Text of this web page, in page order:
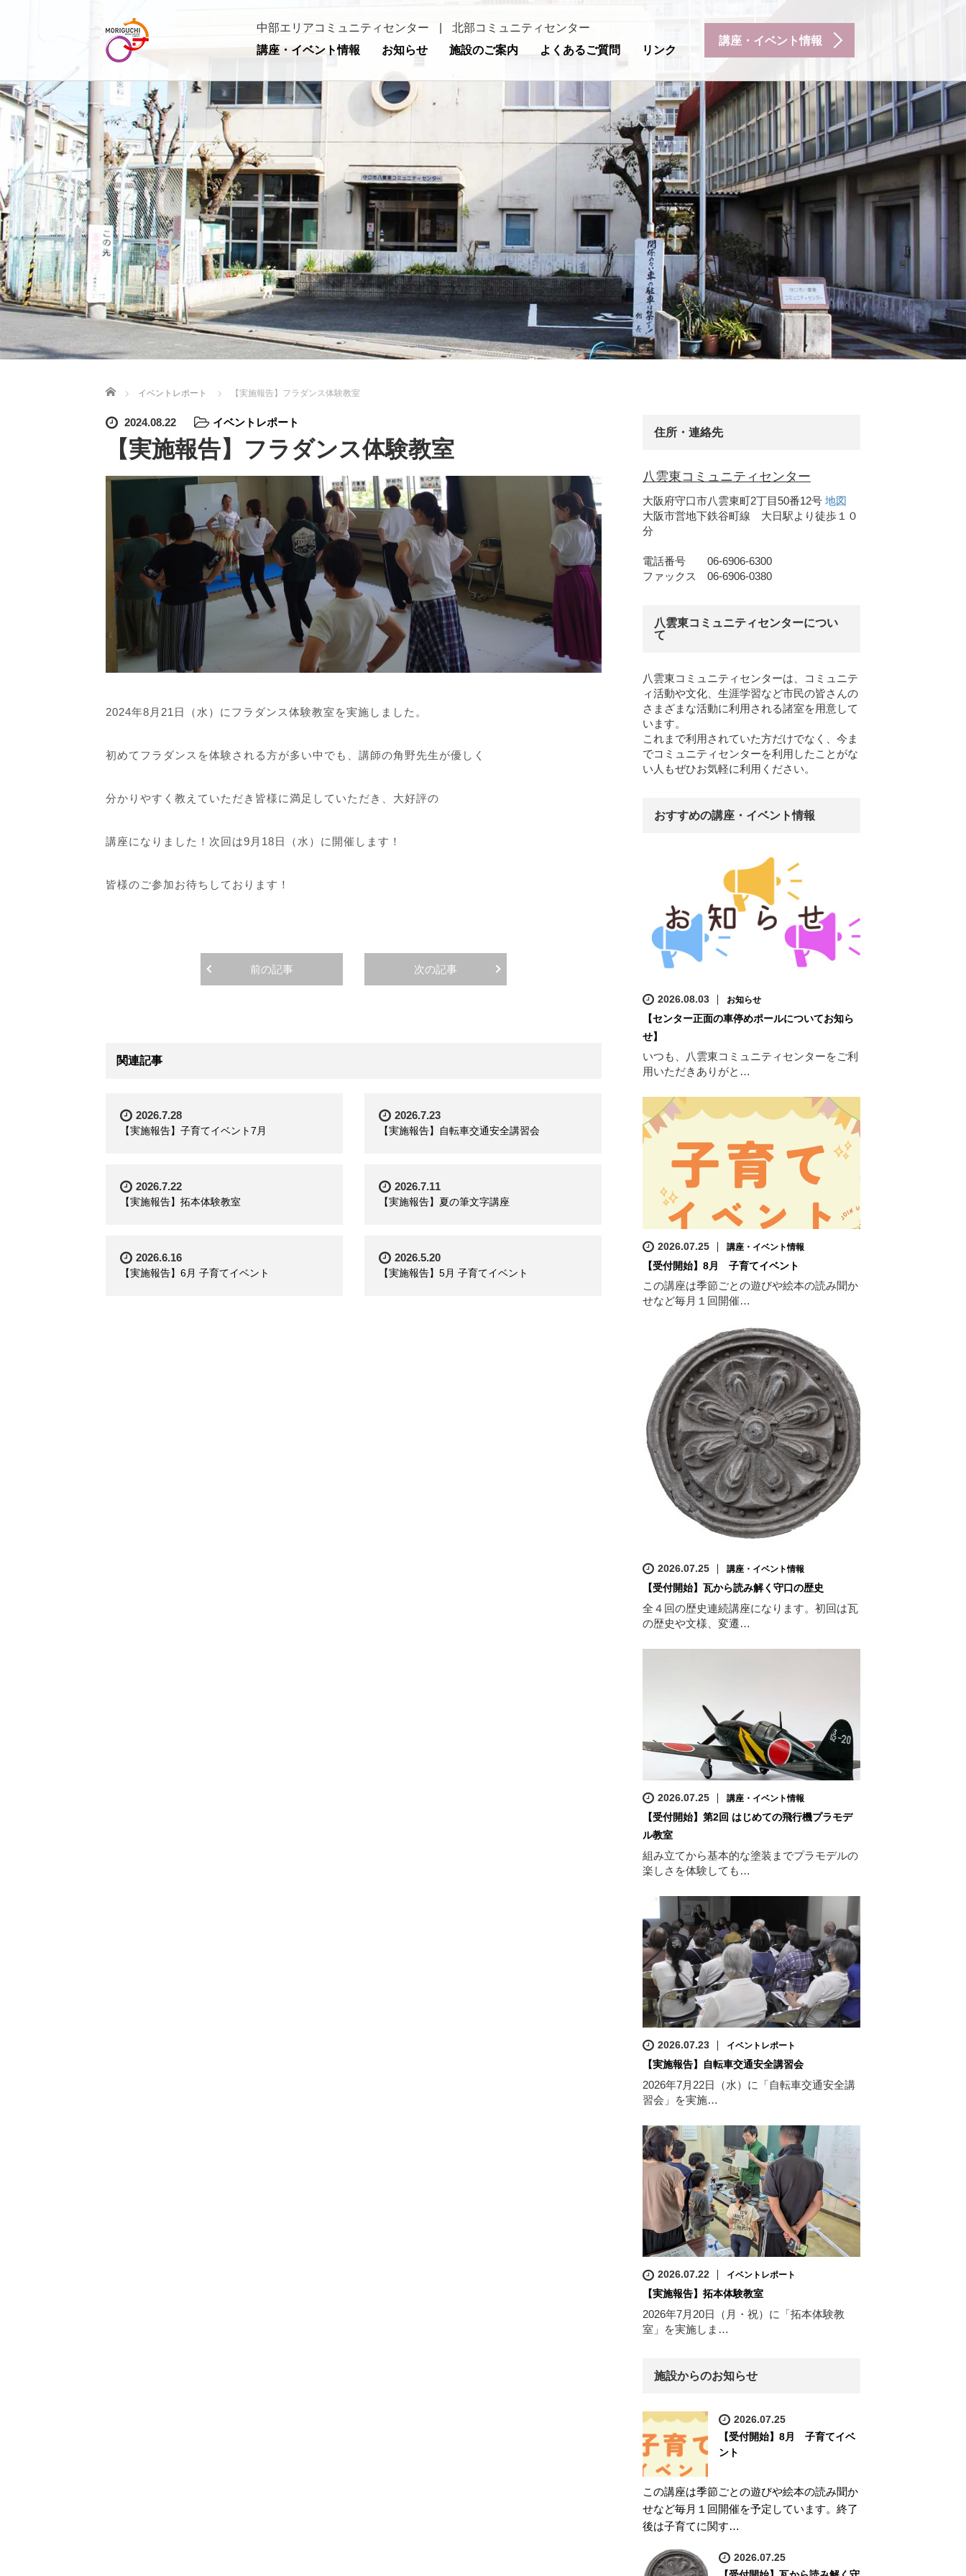
中部エリアコミュニティセンター
北部コミュニティセンター
講座・イベント情報
お知らせ 施設のご案内 よくあるご質問 リンク
講座・イベント情報
ホーム イベントレポート 【実施報告】フラダンス体験教室
2024.08.22 イベントレポート
【実施報告】フラダンス体験教室
2024年8月21日（水）にフラダンス体験教室を実施しました。
初めてフラダンスを体験される方が多い中でも、講師の角野先生が優しく
分かりやすく教えていただき皆様に満足していただき、大好評の
講座になりました！次回は9月18日（水）に開催します！
皆様のご参加お待ちしております！
前の記事 次の記事
関連記事
2026.7.28
【実施報告】子育てイベント7月
2026.7.23
【実施報告】自転車交通安全講習会
2026.7.22
【実施報告】拓本体験教室
2026.7.11
【実施報告】夏の筆文字講座
2026.6.16
【実施報告】6月 子育てイベント
2026.5.20
【実施報告】5月 子育てイベント
住所・連絡先
八雲東コミュニティセンター
大阪府守口市八雲東町2丁目50番12号 地図
大阪市営地下鉄谷町線 大日駅より徒歩１０
分
電話番号 06-6906-6300
ファックス 06-6906-0380
八雲東コミュニティセンターについ
て
八雲東コミュニティセンターは、コミュニテ
ィ活動や文化、生涯学習など市民の皆さんの
さまざまな活動に利用される諸室を用意して
います。
これまで利用されていた方だけでなく、今ま
でコミュニティセンターを利用したことがな
い人もぜひお気軽に利用ください。
おすすめの講座・イベント情報
2026.08.03 お知らせ
【センター正面の車停めポールについてお知ら
せ】
いつも、八雲東コミュニティセンターをご利
用いただきありがと…
2026.07.25 講座・イベント情報
【受付開始】8月 子育てイベント
この講座は季節ごとの遊びや絵本の読み聞か
せなど毎月１回開催…
2026.07.25 講座・イベント情報
【受付開始】瓦から読み解く守口の歴史
全４回の歴史連続講座になります。初回は瓦
の歴史や文様、変遷…
2026.07.25 講座・イベント情報
【受付開始】第2回 はじめての飛行機プラモデ
ル教室
組み立てから基本的な塗装までプラモデルの
楽しさを体験しても…
2026.07.23 イベントレポート
【実施報告】自転車交通安全講習会
2026年7月22日（水）に「自転車交通安全講
習会」を実施…
2026.07.22 イベントレポート
【実施報告】拓本体験教室
2026年7月20日（月・祝）に「拓本体験教
室」を実施しま…
施設からのお知らせ
2026.07.25
【受付開始】8月 子育てイベ
ント
この講座は季節ごとの遊びや絵本の読み聞か
せなど毎月１回開催を予定しています。終了
後は子育てに関す…
2026.07.25